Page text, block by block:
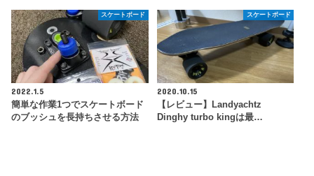
スケートボード
2022.1.5
簡単な作業1つでスケートボード
のブッシュを長持ちさせる方法
スケートボード
2020.10.15
【レビュー】Landyachtz
Dinghy turbo kingは最…